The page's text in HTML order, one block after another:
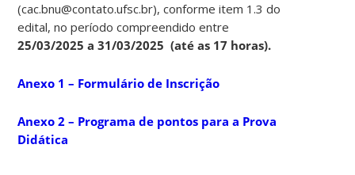
(cac.bnu@contato.ufsc.br), conforme item 1.3 do
edital, no período compreendido entre
25/03/2025 a 31/03/2025 (até as 17 horas).
Anexo 1 – Formulário de Inscrição
Anexo 2 – Programa de pontos para a Prova
Didática